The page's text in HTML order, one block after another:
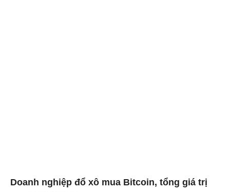
Doanh nghiệp đổ xô mua Bitcoin, tổng giá trị